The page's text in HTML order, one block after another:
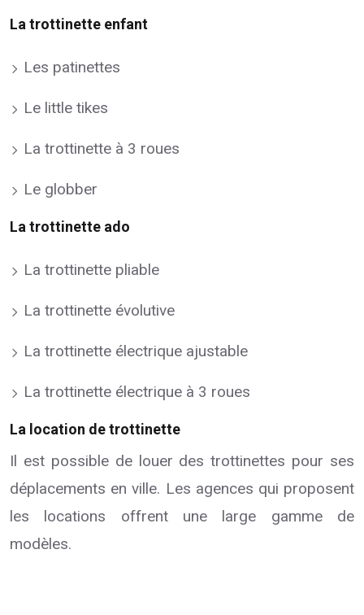
La trottinette enfant
Les patinettes
Le little tikes
La trottinette à 3 roues
Le globber
La trottinette ado
La trottinette pliable
La trottinette évolutive
La trottinette électrique ajustable
La trottinette électrique à 3 roues
La location de trottinette
Il est possible de louer des trottinettes pour ses
déplacements en ville. Les agences qui proposent
les locations offrent une large gamme de
modèles.